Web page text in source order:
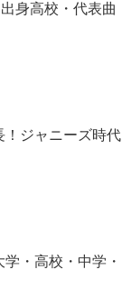
身高校・代表曲
！ジャニーズ時代
・高校・中学・